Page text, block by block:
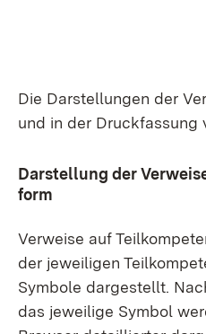
Die Dar­stel­lun­gen der
und in der Druck­fas­sung
Dar­stel­lung der
form
Ver­wei­se auf
der je­wei­li­gen
Sym­bo­le dar­ge­stellt.
das je­wei­li­ge Sym­bol